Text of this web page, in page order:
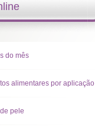
do mês
alimentares por aplicação
pele